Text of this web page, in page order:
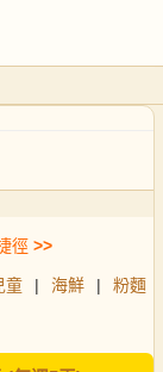
徑 >>
童 | 海鮮 |
粉麵